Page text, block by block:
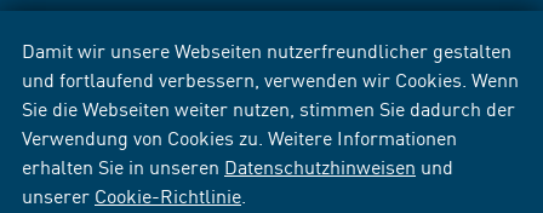
Damit wir unsere Webseiten nutzerfreundlicher gestalten
und fortlaufend verbessern, verwenden wir Cookies. Wenn
Sie die Webseiten weiter nutzen, stimmen Sie dadurch der
Verwendung von Cookies zu. Weitere Informationen
erhalten Sie in unseren Datenschutzhinweisen und
unserer Cookie-Richtlinie